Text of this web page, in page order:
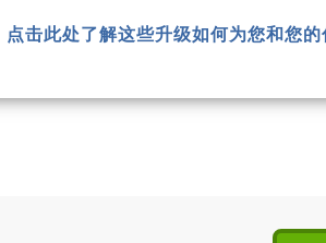
点击此处了解这些升级如何为您和您的